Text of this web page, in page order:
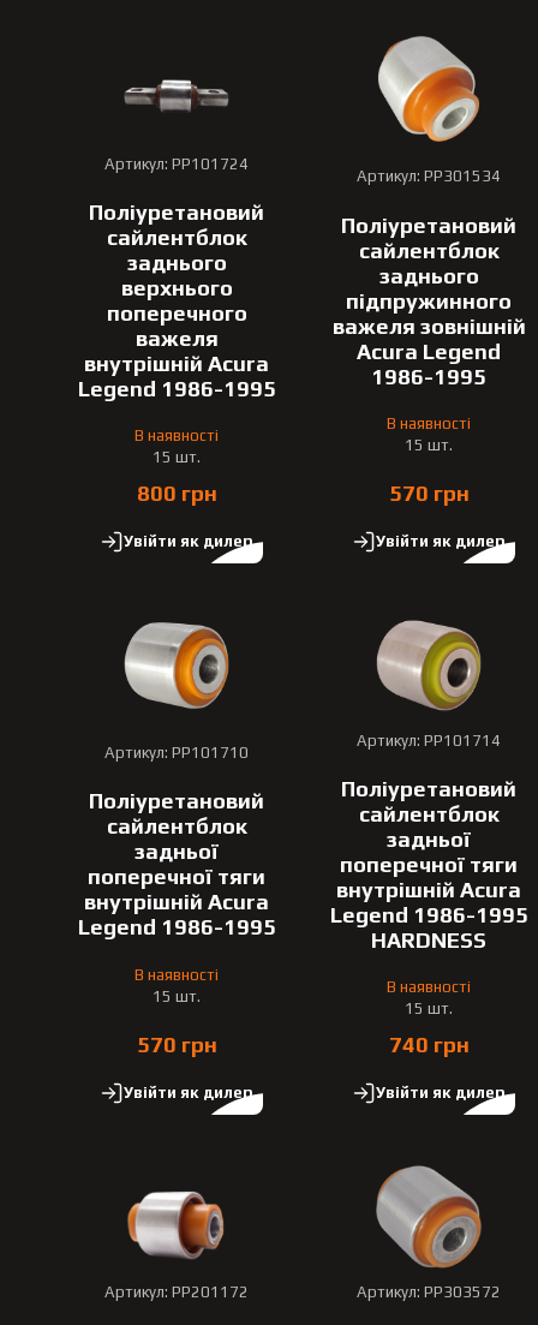
Артикул: PP101724
Поліуретановий
сайлентблок
заднього
верхнього
поперечного
важеля
внутрішній Acura
Legend 1986-1995
В наявності
15 шт.
800 грн
Увійти як дилер
Артикул: PP301534
Поліуретановий
сайлентблок
заднього
підпружинного
важеля зовнішній
Acura Legend
1986-1995
В наявності
15 шт.
570 грн
Увійти як дилер
Артикул: PP101710
Поліуретановий
сайлентблок
задньої
поперечної тяги
внутрішній Acura
Legend 1986-1995
В наявності
15 шт.
570 грн
Увійти як дилер
Артикул: PP101714
Поліуретановий
сайлентблок
задньої
поперечної тяги
внутрішній Acura
Legend 1986-1995
HARDNESS
В наявності
15 шт.
740 грн
Увійти як дилер
Артикул: PP201172 Артикул: PP303572